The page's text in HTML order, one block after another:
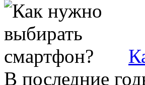
В последние